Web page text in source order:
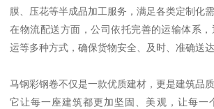
膜、压花等半成品加工服务，满足各类定制化需
在物流配送方面，公司依托完善的运输体系
运等多种方式，确保货物安全、及时、准确送达
马钢彩钢卷不仅是一款优质建材，更是建筑品质
它让每一座建筑都更加坚固、美观，让每一